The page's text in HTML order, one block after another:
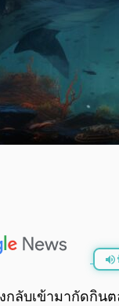
ลับเข้ามากัดกิน